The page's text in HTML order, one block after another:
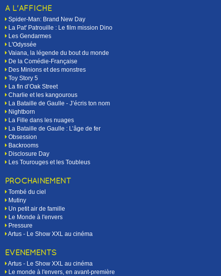
A L'AFFICHE
Spider-Man: Brand New Day
La Pat' Patrouille : Le film mission Dino
Les Gendarmes
L'Odyssée
Vaiana, la légende du bout du monde
De la Comédie-Française
Des Minions et des monstres
Toy Story 5
La fin d’Oak Street
Charlie et les kangourous
La Bataille de Gaulle - J’écris ton nom
Nightborn
La Fille dans les nuages
La Bataille de Gaulle : L’âge de fer
Obsession
Backrooms
Disclosure Day
Les Tourouges et les Toubleus
PROCHAINEMENT
Tombé du ciel
Mutiny
Un petit air de famille
Le Monde à l'envers
Pressure
Artus - Le Show XXL au cinéma
EVÉNEMENTS
Artus - Le Show XXL au cinéma
Le monde à l'envers, en avant-première